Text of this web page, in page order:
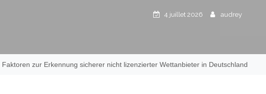
4 juillet 2026 audrey
Faktoren zur Erkennung sicherer nicht lizenzierter Wettanbieter in Deutschland